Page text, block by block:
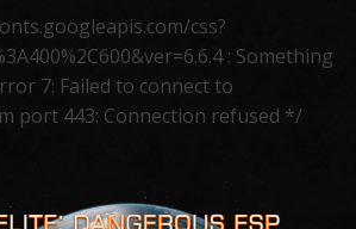
css?
: Something
7: Failed to connect to
port 443: Connection refused */